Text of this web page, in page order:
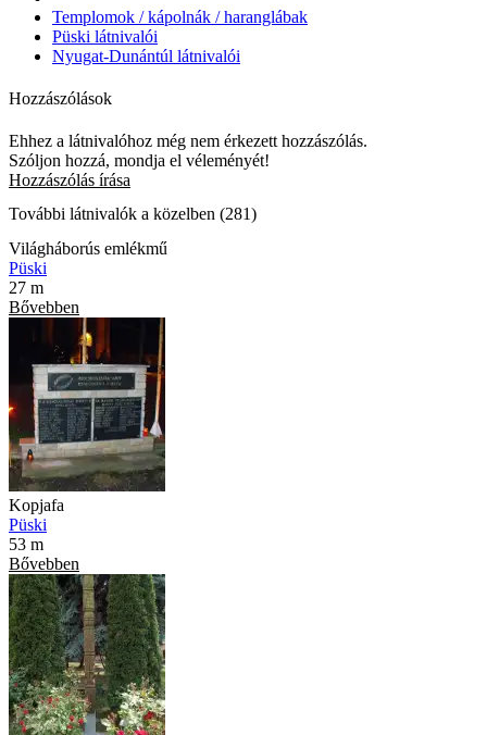
Templomok / kápolnák / haranglábak
Püski látnivalói
Nyugat-Dunántúl látnivalói
Hozzászólások
Ehhez a látnivalóhoz még nem érkezett hozzászólás.
Szóljon hozzá, mondja el véleményét!
Hozzászólás írása
További látnivalók a közelben (281)
Világháborús emlékmű
Püski
27 m
Bővebben
Kopjafa
Püski
53 m
Bővebben